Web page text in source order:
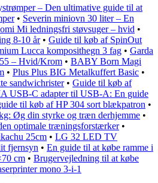
– Den ultimative guide til at
• Severin miniovn 30 liter – En
Mi ledningsfri støvsuger – hvid •
8-10 år• Guide til køb af SpinOut
Lucca komposithegn 3 fag • Garda
– Hvid/Krom • BABY Born Magi
• Plus Plus BIG Metalkuffert Basic •
sandwichrister• Guide til køb af
USB-C adapter til USB-A: En guide
til køb af HP 304 sort blækpatron •
Øg din styrke og træn derhjemme •
optimale træningsforstærker•
25cm • LG 32 LED TV
fjernsyn • En guide til at købe ramme i
cm • Brugervejledning til at købe
mono 3-i-1